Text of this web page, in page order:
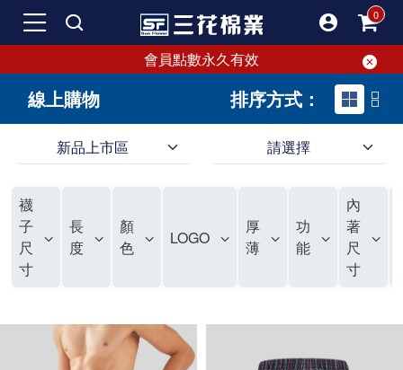
會員點數永久有效
線上購物 排序方式：
新品上市區 請選擇
襪
子
尺
寸
長
度
顏
色
LOGO
厚
薄
功
能
內
著
尺
寸